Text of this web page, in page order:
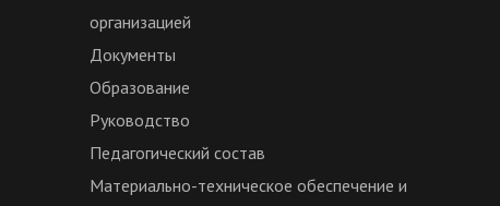
организацией
Документы
Образование
Руководство
Педагогический состав
Материально-техническое обеспечение и